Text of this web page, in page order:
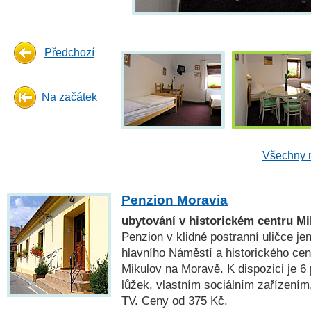
Předchozí
Na začátek
Všechny
Penzion Moravia
ubytování v historickém centru
Penzion v klidné postranní uličce
hlavního Náměstí a historického
Mikulov na Moravě. K dispozici je 6
lůžek, vlastním sociálním
TV. Ceny od 375 Kč.